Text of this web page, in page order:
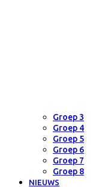
Groep 3
Groep 4
Groep 5
Groep 6
Groep 7
Groep 8
NIEUWS